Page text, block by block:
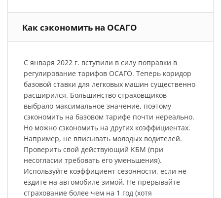
Как сэкономить на ОСАГО
С января 2022 г. вступили в силу поправки в
регулирование тарифов ОСАГО. Теперь коридор
базовой ставки для легковых машин существенно
расширился. Большинство страховщиков
выбрало максимальное значение, поэтому
сэкономить на базовом тарифе почти нереально.
Но можно сэкономить на других коэффициентах.
Например, не вписывать молодых водителей.
Проверить свой действующий КБМ (при
несогласии требовать его уменьшения).
Используйте коэффициент сезонности, если не
ездите на автомобиле зимой. Не прерывайте
страхование более чем на 1 год (хотя